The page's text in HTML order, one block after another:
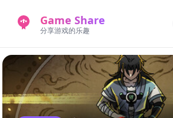
Game Share
分享游戏的乐趣
首页
手机游戏